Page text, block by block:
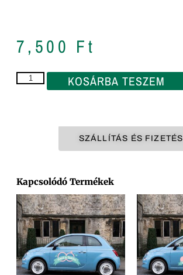
7,500 Ft
KOSÁRBA TESZEM
SZÁLLÍTÁS ÉS FIZETÉS
Kapcsolódó Termékek